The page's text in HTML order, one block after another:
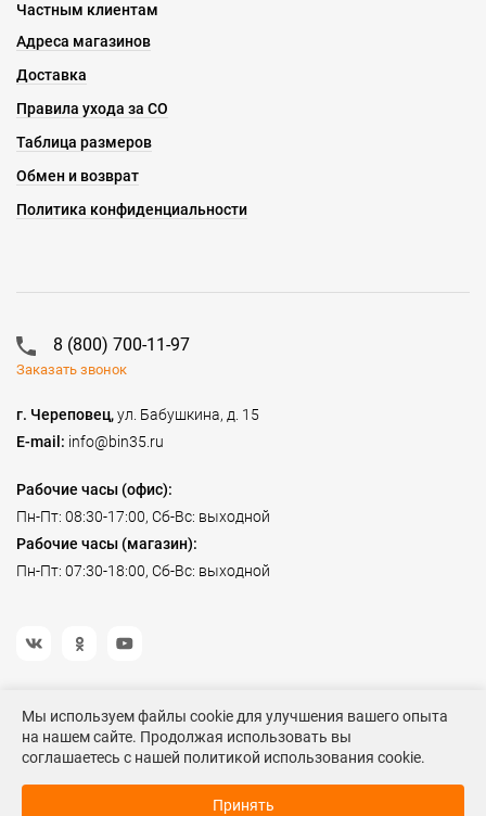
Мы используем файлы cookie для улучшения вашего опыта
на нашем сайте. Продолжая использовать вы
соглашаетесь с нашей политикой использования cookie.
Принять
Частным клиентам
Адреса магазинов
Доставка
Правила ухода за СО
Таблица размеров
Обмен и возврат
Политика конфиденциальности
8 (800) 700-11-97
Заказать звонок
г. Череповец,ул. Бабушкина, д. 15
E-mail: info@bin35.ru
Рабочие часы (офис):
Пн-Пт: 08:30-17:00, Сб-Вс: выходной
Рабочие часы (магазин):
Пн-Пт: 07:30-18:00, Сб-Вс: выходной
©2023 Спецодежда БиН
стоимость товаров уточняйте по телефону. Производители оставляют за собой право
изменять технические характеристики и внешний вид товаров без предварительного